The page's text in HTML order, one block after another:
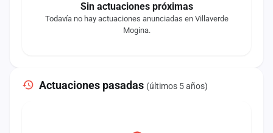
Sin actuaciones próximas
Todavía no hay actuaciones anunciadas en Villaverde
Mogina.
Actuaciones pasadas (últimos 5 años)